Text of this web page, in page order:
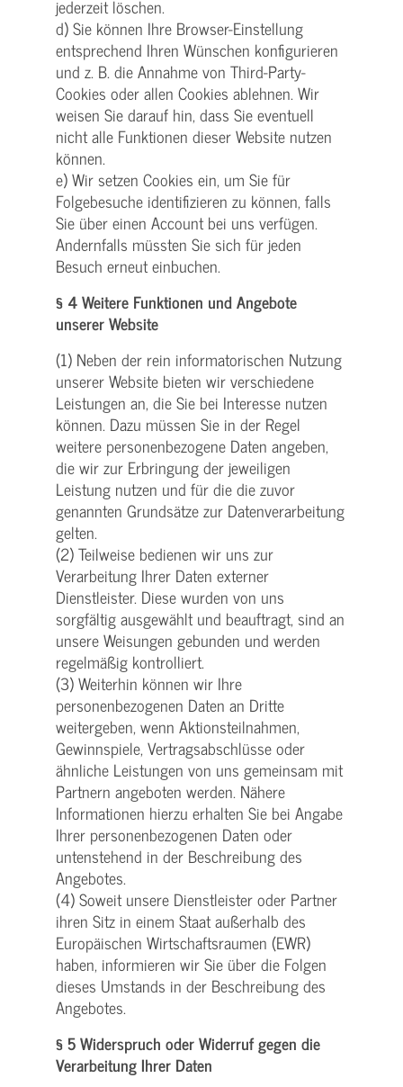
jederzeit löschen.
d) Sie können Ihre Browser-Einstellung
entsprechend Ihren Wünschen konfigurieren
und z. B. die Annahme von Third-Party-
Cookies oder allen Cookies ablehnen. Wir
weisen Sie darauf hin, dass Sie eventuell
nicht alle Funktionen dieser Website nutzen
können.
e) Wir setzen Cookies ein, um Sie für
Folgebesuche identifizieren zu können, falls
Sie über einen Account bei uns verfügen.
Andernfalls müssten Sie sich für jeden
Besuch erneut einbuchen.
§ 4 Weitere Funktionen und Angebote
unserer Website
(1) Neben der rein informatorischen Nutzung
unserer Website bieten wir verschiedene
Leistungen an, die Sie bei Interesse nutzen
können. Dazu müssen Sie in der Regel
weitere personenbezogene Daten angeben,
die wir zur Erbringung der jeweiligen
Leistung nutzen und für die die zuvor
genannten Grundsätze zur Datenverarbeitung
gelten.
(2) Teilweise bedienen wir uns zur
Verarbeitung Ihrer Daten externer
Dienstleister. Diese wurden von uns
sorgfältig ausgewählt und beauftragt, sind an
unsere Weisungen gebunden und werden
regelmäßig kontrolliert.
(3) Weiterhin können wir Ihre
personenbezogenen Daten an Dritte
weitergeben, wenn Aktionsteilnahmen,
Gewinnspiele, Vertragsabschlüsse oder
ähnliche Leistungen von uns gemeinsam mit
Partnern angeboten werden. Nähere
Informationen hierzu erhalten Sie bei Angabe
Ihrer personenbezogenen Daten oder
untenstehend in der Beschreibung des
Angebotes.
(4) Soweit unsere Dienstleister oder Partner
ihren Sitz in einem Staat außerhalb des
Europäischen Wirtschaftsraumen (EWR)
haben, informieren wir Sie über die Folgen
dieses Umstands in der Beschreibung des
Angebotes.
§ 5 Widerspruch oder Widerruf gegen die
Verarbeitung Ihrer Daten